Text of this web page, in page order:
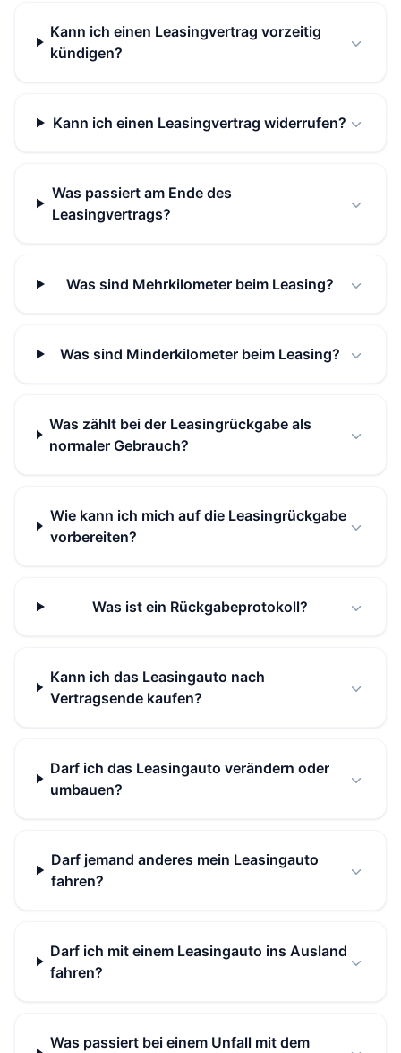
Kann ich einen Leasingvertrag vorzeitig
kündigen?
Kann ich einen Leasingvertrag widerrufen?
Was passiert am Ende des
Leasingvertrags?
Was sind Mehrkilometer beim Leasing?
Was sind Minderkilometer beim Leasing?
Was zählt bei der Leasingrückgabe als
normaler Gebrauch?
Wie kann ich mich auf die Leasingrückgabe
vorbereiten?
Was ist ein Rückgabeprotokoll?
Kann ich das Leasingauto nach
Vertragsende kaufen?
Darf ich das Leasingauto verändern oder
umbauen?
Darf jemand anderes mein Leasingauto
fahren?
Darf ich mit einem Leasingauto ins Ausland
fahren?
Was passiert bei einem Unfall mit dem